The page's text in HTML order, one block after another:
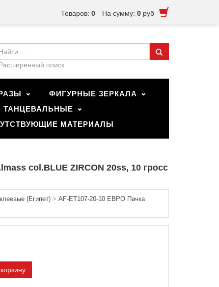
Товаров: 0 На сумму: 0 руб
поиск
ФИГУРНЫЕ ЗЕРКАЛА
ТАНЦЕВАЛЬНЫЕ
МАТЕРИАЛЫ
col.BLUE ZIRCON 20ss, 10 гросс
(Египет)> AF-ET107-20-10 ЕВРО Пачка